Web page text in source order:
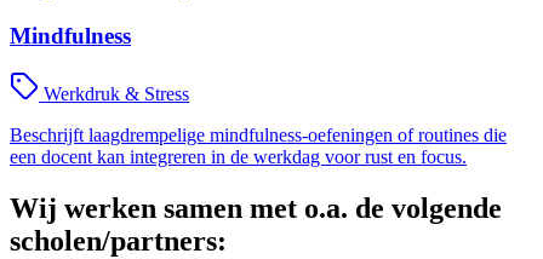
Mindfulness
Werkdruk & Stress
Beschrijft laagdrempelige mindfulness-oefeningen of routines die
een docent kan integreren in de werkdag voor rust en focus.
Wij werken samen met o.a. de volgende
scholen/partners: